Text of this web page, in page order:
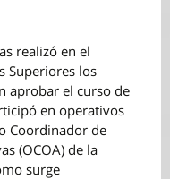
realizó en el
Superiores los
aprobar el curso de
en operativos
Coordinador de
(OCOA) de la
surge